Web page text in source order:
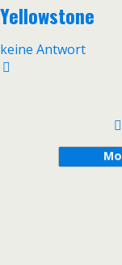
Yellowstone
keine Antwort